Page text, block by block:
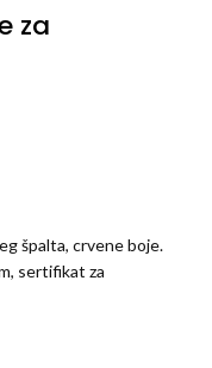
za
špalta, crvene boje.
sertifikat za